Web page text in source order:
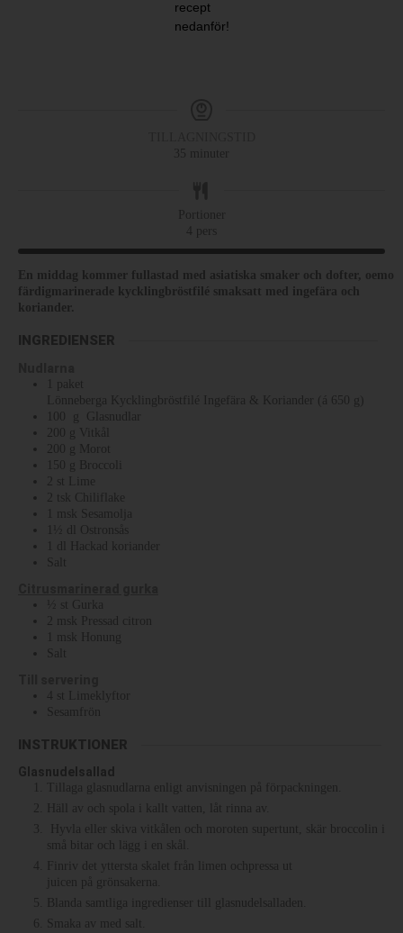
recept
nedanför!
35
minuter
Portioner
4 pers
En middag kommer fullastad med asiatiska smaker och dofter,
färdigmarinerade kycklingbröstfilé smaksatt med ingefära och
koriander.
INGREDIENSER
paket
Lönneberga Kycklingbröstfilé Ingefära & Koriander (á 650 g)
100
g
Glasnudlar
200 g
Vitkål
200 g
Morot
150 g
Broccoli
2
st Lime
2 tsk Chiliflake
msk Sesamolja
dl
Ostronsås
dl
Hackad koriander
Salt
st Gurka
2
msk
Pressad citron
msk
Honung
Salt
4 st
Limeklyftor
Sesamfrön
INSTRUKTIONER
Glasnudelsallad
Tillaga glasnudlarna enligt anvisningen på förpackningen.
Häll av och spola i kallt vatten, låt rinna av.
Hyvla eller skiva vitkålen och moroten supertunt, skär broccolin i
små bitar och lägg i en skål.
Finriv det yttersta skalet från limen ochpressa ut
juicen på grönsakerna.
Blanda samtliga ingredienser till glasnudelsalladen.
Smaka av med salt.